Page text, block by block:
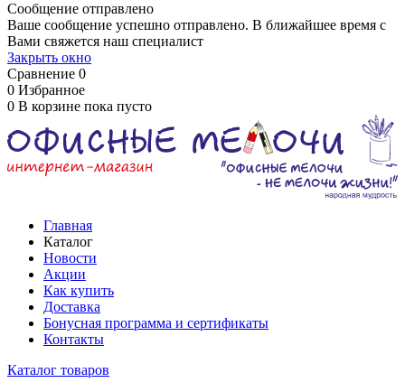
Сообщение отправлено
Ваше сообщение успешно отправлено. В ближайшее время с
Вами свяжется наш специалист
Закрыть окно
Сравнение 0
0 Избранное
0 В корзине пока пусто
Главная
Каталог
Новости
Акции
Как купить
Доставка
Бонусная программа и сертификаты
Контакты
Каталог товаров